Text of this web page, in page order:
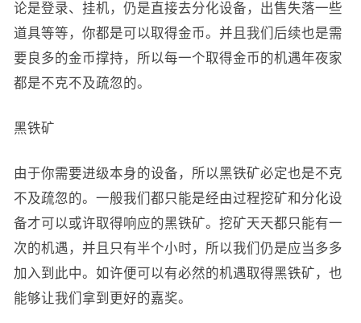
论是登录、挂机，仍是直接去分化设备，出售失落一些
道具等等，你都是可以取得金币。并且我们后续也是需
要良多的金币撑持，所以每一个取得金币的机遇年夜家
都是不克不及疏忽的。
黑铁矿
由于你需要进级本身的设备，所以黑铁矿必定也是不克
不及疏忽的。一般我们都只能是经由过程挖矿和分化设
备才可以或许取得响应的黑铁矿。挖矿天天都只能有一
次的机遇，并且只有半个小时，所以我们仍是应当多多
加入到此中。如许便可以有必然的机遇取得黑铁矿，也
能够让我们拿到更好的嘉奖。